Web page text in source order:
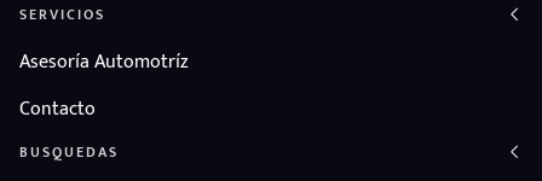
SERVICIOS
Asesoría Automotríz
Contacto
BUSQUEDAS